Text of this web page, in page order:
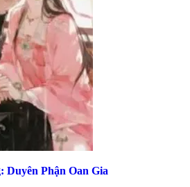
Duyên Phận Oan Gia